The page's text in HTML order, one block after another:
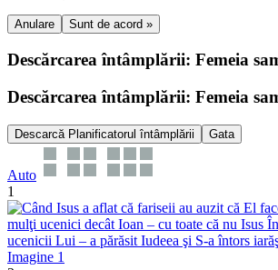
Anulare Sunt de acord »
Descărcarea întâmplării: Femeia
Descărcarea întâmplării: Femeia
Descarcă Planificatorul întâmplării Gata
Auto
1